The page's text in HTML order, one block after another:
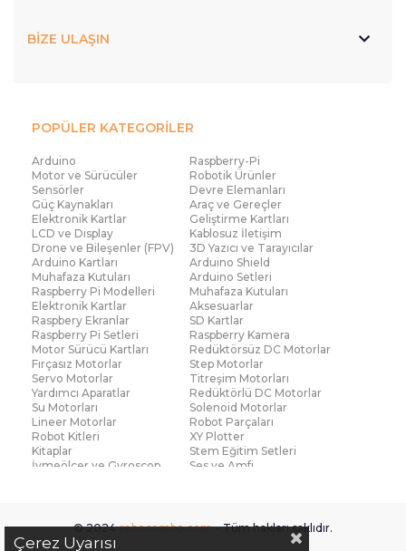
BİZE ULAŞIN
POPÜLER KATEGORİLER
Arduino
Raspberry-Pi
Motor ve Sürücüler
Robotik Ürünler
Sensörler
Devre Elemanları
Güç Kaynakları
Araç ve Gereçler
Elektronik Kartlar
Geliştirme Kartları
LCD ve Display
Kablosuz İletişim
Drone ve Bileşenler (FPV)
3D Yazıcı ve Tarayıcılar
Arduino Kartları
Arduino Shield
Muhafaza Kutuları
Arduino Setleri
Raspberry Pi Modelleri
Muhafaza Kutuları
Elektronik Kartlar
Aksesuarlar
Raspbery Ekranlar
SD Kartlar
Raspberry Pi Setleri
Raspberry Kamera
Motor Sürücü Kartları
Redüktörsüz DC Motorlar
Fırçasız Motorlar
Step Motorlar
Servo Motorlar
Titreşim Motorları
Yardımcı Aparatlar
Redüktörlü DC Motorlar
Su Motorları
Solenoid Motorlar
Lineer Motorlar
Robot Parçaları
Robot Kitleri
XY Plotter
Kitaplar
Stem Eğitim Setleri
İvmeölçer ve Gyroscop
Ses ve Amfi
Voltaj ve Akım
Titreşim
Basınç ve Kuvvet
© 2024 robocombo.com - Tüm hakları saklıdır.
Çerez Uyarısı